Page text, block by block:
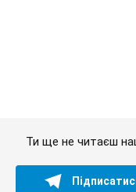
Ти ще не читаєш